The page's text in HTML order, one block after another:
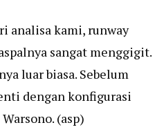
analisa kami, runway
sangat menggigit.
luar biasa. Sebelum
dengan konfigurasi
(asp)